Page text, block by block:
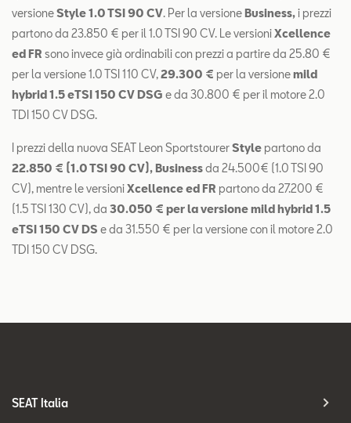
versioneStyle 1.0 TSI 90 CV. Per la versioneBusiness,i prezzi
partono da 23.850 € per il 1.0 TSI 90 CV. Le versioniXcellence
ed FR sono invece già ordinabili con prezzi a partire da 25.80 €
per la versione 1.0 TSI 110 CV,29.300 € per la versionemild
hybrid 1.5 eTSI 150 CV DSG e da 30.800 € per il motore 2.0
TDI 150 CV DSG.
I prezzi della nuova SEAT Leon SportstourerStyle partono da
22.850 € (1.0 TSI 90 CV), Businessda 24.500€ (1.0 TSI 90
CV), mentre le versioniXcellence ed FR partono da 27.200 €
(1.5 TSI 130 CV), da 30.050 € per la versione mild hybrid 1.5
eTSI 150 CV DS e da 31.550 € per la versione con il motore 2.0
TDI 150 CV DSG.
SEAT Italia